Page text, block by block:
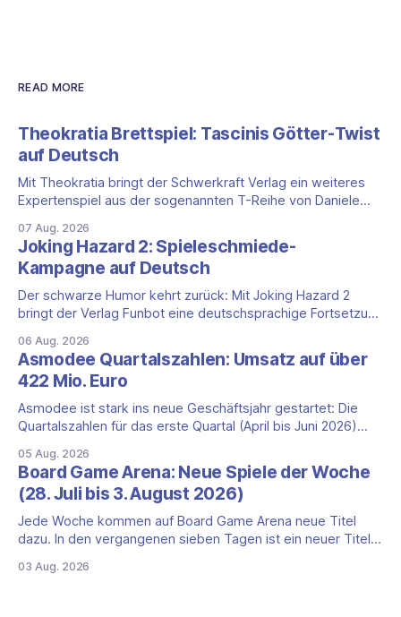
READ MORE
Theokratia Brettspiel: Tascinis Götter-Twist
auf Deutsch
Mit Theokratia bringt der Schwerkraft Verlag ein weiteres
Expertenspiel aus der sogenannten T-Reihe von Daniele
Tekhenu und Tzolk'in gehören. Der Aufhänger ist ein
ungewöhnlicher Perspektivwechsel: Sie steuern nicht die
eigene Zivilisation, sondern eine hochentwickelte
außerirdische Gottheit, die vier
07 Aug. 2026
Joking Hazard 2: Spieleschmiede-
Kampagne auf Deutsch
Der schwarze Humor kehrt zurück: Mit Joking Hazard 2
bringt der Verlag Funbot eine deutschsprachige Fortsetzung
Happiness (Explosm) auf die Spieleschmiede. Wir ordnen
ein, was die Kampagne unter dem Motto „Die fiesen
Comics sind zurück!" bietet und wo sie schweigt.
06 Aug. 2026
Asmodee Quartalszahlen: Umsatz auf über
422 Mio. Euro
Asmodee ist stark ins neue Geschäftsjahr gestartet: Die
Quartalszahlen für das erste Quartal (April bis Juni 2026)
Prozent auf 422,1 Millionen Euro. Getragen wird das
Wachstum weiter von den Sammelkartenspielen, doch
erstmals seit Monaten zeigt auch das klassische
Brettspielgeschäft wieder
05 Aug. 2026
Board Game Arena: Neue Spiele der Woche
(28. Juli bis 3. August 2026)
Jede Woche kommen auf Board Game Arena neue Titel
dazu. In den vergangenen sieben Tagen ist ein neuer Titel
bekanntesten kooperativen Zombiespiele. Wir stellen dir
03 Aug. 2026